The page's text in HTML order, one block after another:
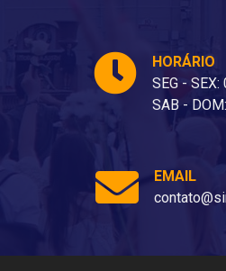
HORÁRIO
SEG -
SAB -
EMAIL